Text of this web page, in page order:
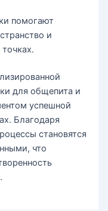
помогают
и
для общепита и
успешной
Благодаря
становятся
что